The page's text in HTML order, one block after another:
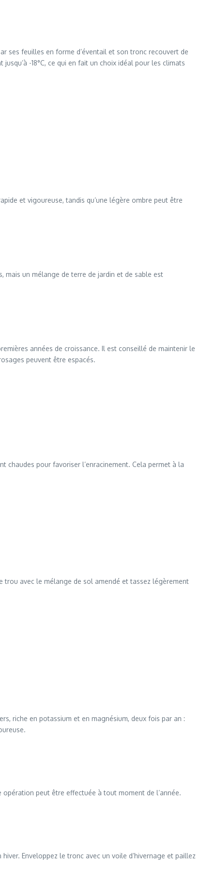
ses feuilles en forme d’éventail et son tronc recouvert de
-18°C, ce qui en fait un choix idéal pour les climats
et vigoureuse, tandis qu’une légère ombre peut être
mais un mélange de terre de jardin et de sable est
années de croissance. Il est conseillé de maintenir le
peuvent être espacés.
chaudes pour favoriser l’enracinement. Cela permet à la
avec le mélange de sol amendé et tassez légèrement
riche en potassium et en magnésium, deux fois par an :
peut être effectuée à tout moment de l’année.
Enveloppez le tronc avec un voile d’hivernage et paillez